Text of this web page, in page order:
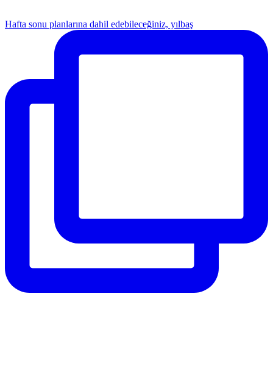
Hafta sonu planlarına dahil edebileceğiniz, yılbaş